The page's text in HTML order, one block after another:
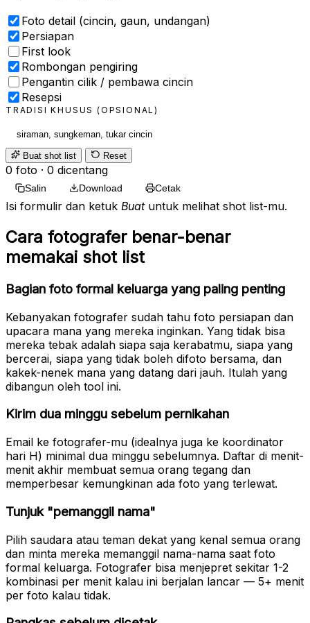
Foto detail (cincin, gaun, undangan)
Persiapan
First look
Rombongan pengiring
Pengantin cilik / pembawa cincin
Resepsi
TRADISI KHUSUS (OPSIONAL)
Buat shot list Reset
0 foto · 0 dicentang
Salin Download Cetak
Isi formulir dan ketuk Buatuntuk melihat shot list-mu.
Cara fotografer benar-benar
memakai shot list
Bagian foto formal keluarga yang paling penting
Kebanyakan fotografer sudah tahu foto persiapan dan
upacara mana yang mereka inginkan. Yang tidak bisa
mereka tebak adalah siapa saja kerabatmu, siapa yang
bercerai, siapa yang tidak boleh difoto bersama, dan
kakek-nenek mana yang datang dari jauh. Itulah yang
dibangun oleh tool ini.
Kirim dua minggu sebelum pernikahan
Email ke fotografer-mu (idealnya juga ke koordinator
hari H) minimal dua minggu sebelumnya. Daftar di menit-
menit akhir membuat semua orang tegang dan
memperbesar kemungkinan ada foto yang terlewat.
Tunjuk "pemanggil nama"
Pilih saudara atau teman dekat yang kenal semua orang
dan minta mereka memanggil nama-nama saat foto
formal keluarga. Fotografer bisa menjepret sekitar 1-2
kombinasi per menit kalau ini berjalan lancar — 5+ menit
per foto kalau tidak.